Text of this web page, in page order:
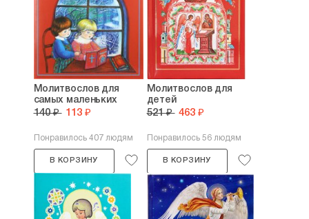
Молитвослов для
самых маленьких
140 ₽ 113 ₽
Понравилось 407 людям
В КОРЗИНУ
Молитвослов для
детей
521 ₽ 463 ₽
Понравилось 56 людям
В КОРЗИНУ